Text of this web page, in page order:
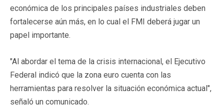
económica de los principales países industriales deben
fortalecerse aún más, en lo cual el FMI deberá jugar un
papel importante.
"Al abordar el tema de la crisis internacional, el Ejecutivo
Federal indicó que la zona euro cuenta con las
herramientas para resolver la situación económica actual",
señaló un comunicado.